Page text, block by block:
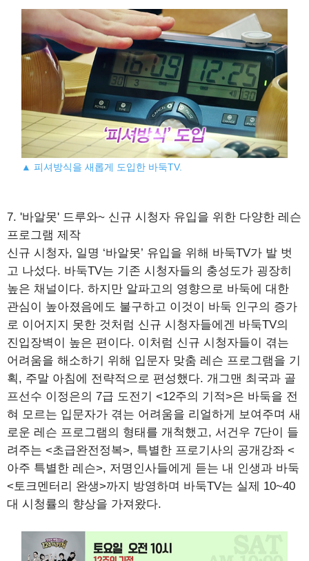
▲ 피셔방식을 새롭게 도입한 바둑TV.
7. '바알못' 드루와~ 신규 시청자 유입을 위한 다양한 레슨
프로그램 제작
신규 시청자, 일명 ‘바알못’ 유입을 위해 바둑TV가 발 벗
고 나섰다. 바둑TV는 기존 시청자들의 충성도가 굉장히
높은 채널이다. 하지만 알파고의 영향으로 바둑에 대한
관심이 높아졌음에도 불구하고 이것이 바둑 인구의 증가
로 이어지지 못한 것처럼 신규 시청자들에겐 바둑TV의
진입장벽이 높은 편이다. 이처럼 신규 시청자들이 겪는
어려움을 해소하기 위해 입문자 맞춤 레슨 프로그램을 기
획, 주말 아침에 전략적으로 편성했다. 개그맨 최국과 골
프선수 이정은의 7급 도전기 <12주의 기적>은 바둑을 전
혀 모르는 입문자가 겪는 어려움을 리얼하게 보여주며 새
로운 레슨 프로그램의 형태를 개척했고, 서건우 7단이 들
려주는 <초급완전정복>, 특별한 프로기사의 공개강좌 <
아주 특별한 레슨>, 저명인사들에게 듣는 내 인생과 바둑
<토크멘터리 완생>까지 방영하며 바둑TV는 실제 10~40
대 시청률의 향상을 가져왔다.